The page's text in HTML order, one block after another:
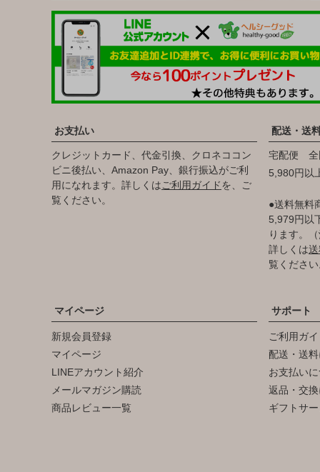
お支払い
クレジットカード、代金引換、クロネココン
ビニ後払い、Amazon Pay、銀行振込がご利
用になれます。詳しくはご利用ガイドを、ご
覧ください。
配送・送
宅配便 全
5,980円以
●送料無料
5,979円以
ります。（
詳しくは
覧ください
マイページ
新規会員登録
マイページ
LINEアカウント紹介
メールマガジン購読
商品レビュー一覧
サポート
ご利用ガイ
配送・送
お支払い
返品・交
ギフトサ